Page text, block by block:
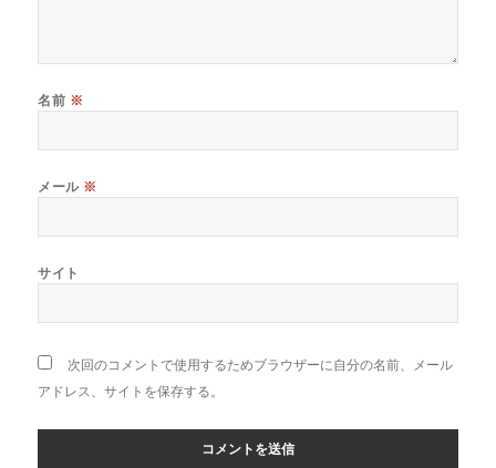
名前 ※
メール ※
サイト
次回のコメントで使用するためブラウザーに自分の名前、メール
アドレス、サイトを保存する。